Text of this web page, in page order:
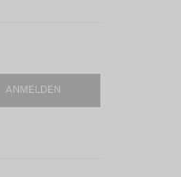
ANMELDEN